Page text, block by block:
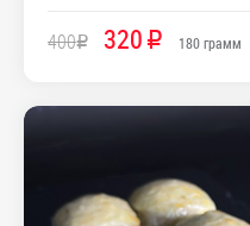
400R 320R 180грамм